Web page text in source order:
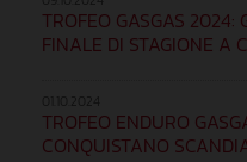
TROFEO GASGAS 2024:
FINALE DI STAGIONE A
TROFEO ENDURO
CONQUISTANO